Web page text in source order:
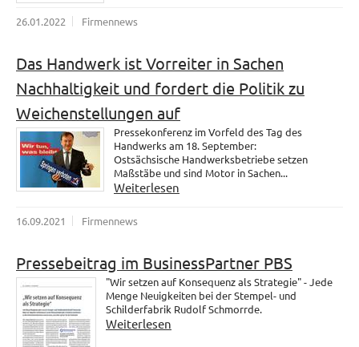
26.01.2022 Firmennews
Das Handwerk ist Vorreiter in Sachen
Nachhaltigkeit und fordert die Politik zu
Weichenstellungen auf
Pressekonferenz im Vorfeld des Tag des
Handwerks am 18. September:
Ostsächsische Handwerksbetriebe setzen
Maßstäbe und sind Motor in Sachen...
Weiterlesen
16.09.2021 Firmennews
Pressebeitrag im BusinessPartner PBS
"Wir setzen auf Konsequenz als Strategie" - Jede
Menge Neuigkeiten bei der Stempel- und
Schilderfabrik Rudolf Schmorrde.
Weiterlesen